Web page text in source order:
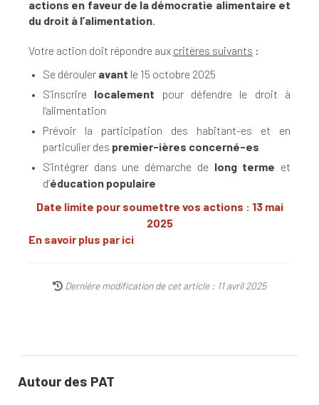
actions en faveur de la démocratie alimentaire et
du droit à l’alimentation.
Votre action doit répondre aux critères suivants :
Se dérouler avant le 15 octobre 2025
S’inscrire localement pour défendre le droit à
l’alimentation
Prévoir la participation des habitant-es et en
particulier des premier-ières concerné-es
S’intégrer dans une démarche de long terme et
d’éducation populaire
Date limite pour soumettre vos actions : 13 mai
2025
En savoir plus par ici
Dernière modification de cet article : 11 avril 2025
Autour des PAT